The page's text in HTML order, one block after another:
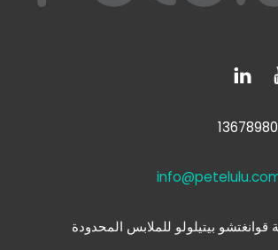
بيتيلولو للملابس المحدودة